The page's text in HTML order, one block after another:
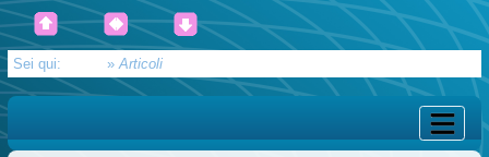
Sei qui: »Articoli